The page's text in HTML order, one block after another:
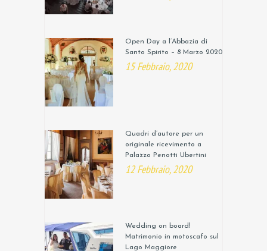
Open Day a l’Abbazia di
Santo Spirito – 8 Marzo 2020
15 Febbraio, 2020
Quadri d’autore per un
originale ricevimento a
Palazzo Penotti Ubertini
12 Febbraio, 2020
Wedding on board!
Matrimonio in motoscafo sul
Lago Maggiore